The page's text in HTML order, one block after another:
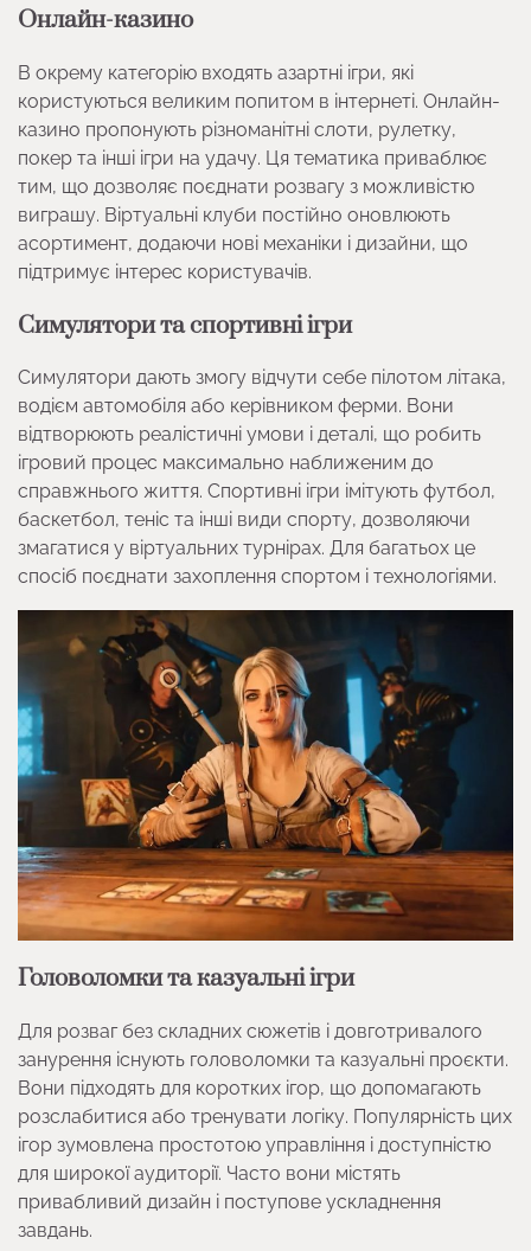
Онлайн-казино
В окрему категорію входять азартні ігри, які
користуються великим попитом в інтернеті. Онлайн-
казино пропонують різноманітні слоти, рулетку,
покер та інші ігри на удачу. Ця тематика приваблює
тим, що дозволяє поєднати розвагу з можливістю
виграшу. Віртуальні клуби постійно оновлюють
асортимент, додаючи нові механіки і дизайни, що
підтримує інтерес користувачів.
Симулятори та спортивні ігри
Симулятори дають змогу відчути себе пілотом літака,
водієм автомобіля або керівником ферми. Вони
відтворюють реалістичні умови і деталі, що робить
ігровий процес максимально наближеним до
справжнього життя. Спортивні ігри імітують футбол,
баскетбол, теніс та інші види спорту, дозволяючи
змагатися у віртуальних турнірах. Для багатьох це
спосіб поєднати захоплення спортом і технологіями.
Головоломки та казуальні ігри
Для розваг без складних сюжетів і довготривалого
занурення існують головоломки та казуальні проєкти.
Вони підходять для коротких ігор, що допомагають
розслабитися або тренувати логіку. Популярність цих
ігор зумовлена простотою управління і доступністю
для широкої аудиторії. Часто вони містять
привабливий дизайн і поступове ускладнення
завдань.